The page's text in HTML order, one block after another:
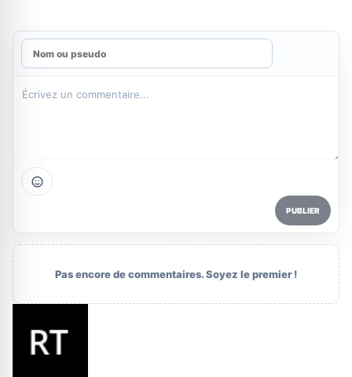
PUBLIER
Pas encore de commentaires. Soyez le premier !